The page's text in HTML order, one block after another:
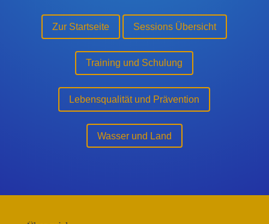
Zur Startseite Sessions Übersicht
Training und Schulung
Lebensqualität und Prävention
Wasser und Land